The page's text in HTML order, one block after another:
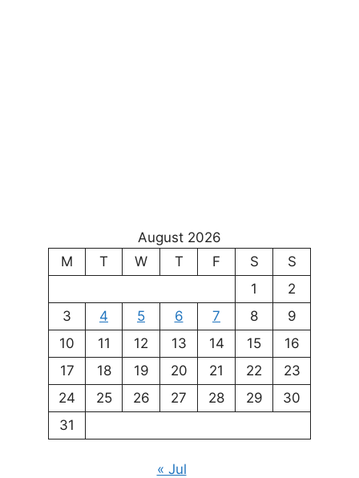
August 2026
M
T W T F S
S
1
2
3
4 5 6 7 8
9
10
11 12 13 14 15
16
17
18 19 20 21 22
23
24
25 26 27 28 29
30
31
« Jul